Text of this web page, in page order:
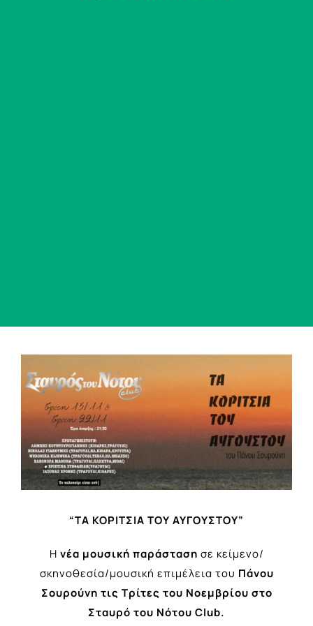
Larger
Image
“ΤΑ ΚΟΡΙΤΣΙΑ ΤΟΥ ΑΥΓΟΥΣΤΟΥ”
Η νέα μουσική παράσταση σε κείμενο/
σκηνοθεσία/μουσική επιμέλεια του Πάνου
Σουρούνη τις Τρίτες του Νοεμβρίου στο
Σταυρό του Νότου Club.